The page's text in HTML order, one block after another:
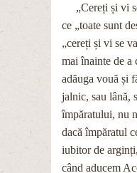
„Cereți și vi
ce „toate sunt
„cereți și vi se
mai înainte de a
adăuga vouă și
jalnic, sau lână,
împăratului, nu
dacă împăratul
iubitor de
când aducem